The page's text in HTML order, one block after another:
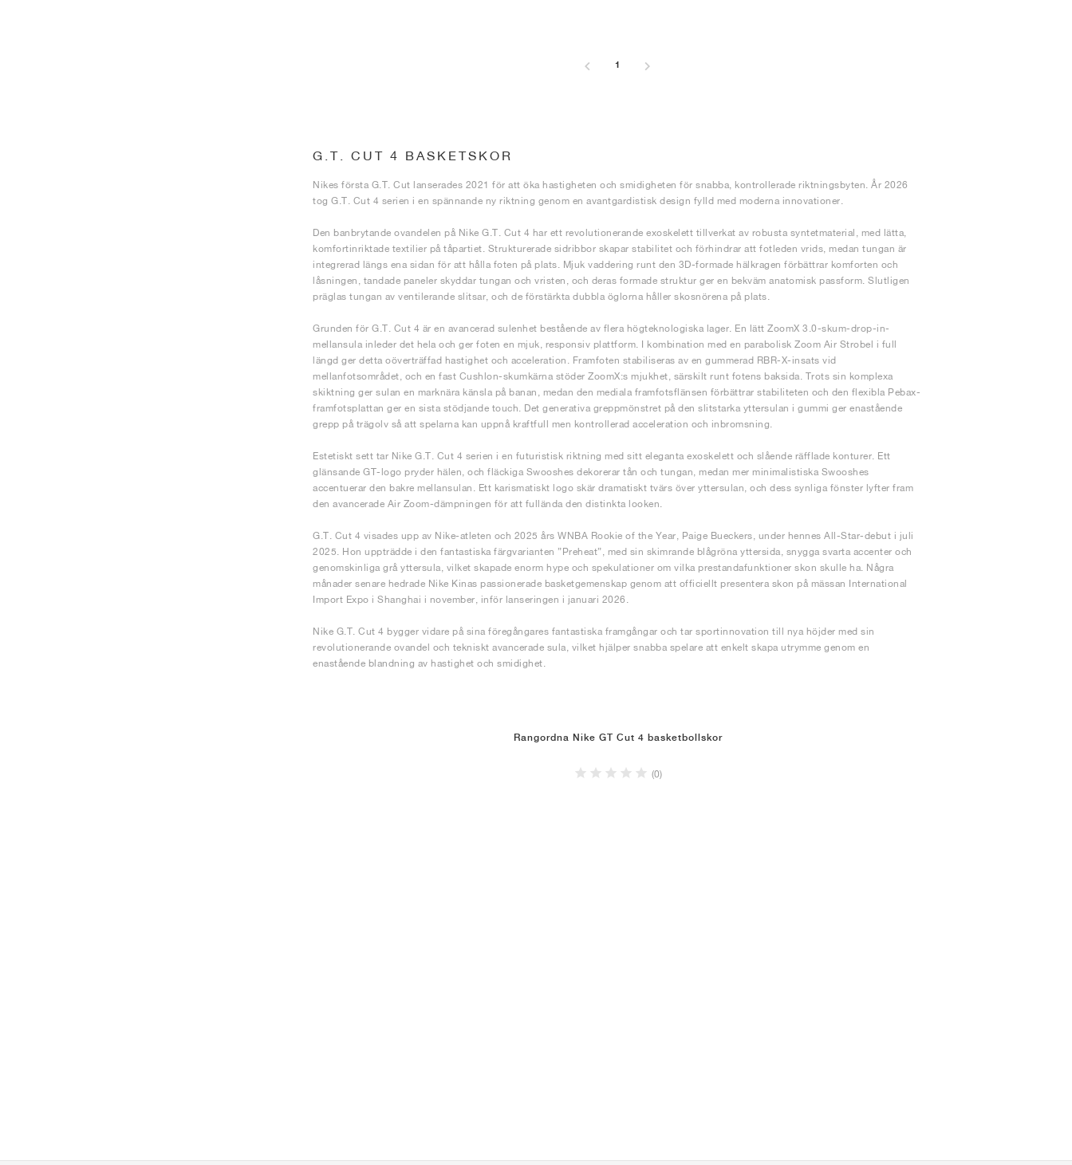
1
G.T. CUT 4 BASKETSKOR
Nikes första G.T. Cut lanserades 2021 för att öka hastigheten och smidigheten för snabba, kontrollerade riktningsbyten. År 2026
tog G.T. Cut 4 serien i en spännande ny riktning genom en avantgardistisk design fylld med moderna innovationer.
Den banbrytande ovandelen på Nike G.T. Cut 4 har ett revolutionerande exoskelett tillverkat av robusta syntetmaterial, med lätta,
komfortinriktade textilier på tåpartiet. Strukturerade sidribbor skapar stabilitet och förhindrar att fotleden vrids, medan tungan är
integrerad längs ena sidan för att hålla foten på plats. Mjuk vaddering runt den 3D-formade hälkragen förbättrar komforten och
låsningen, tandade paneler skyddar tungan och vristen, och deras formade struktur ger en bekväm anatomisk passform. Slutligen
präglas tungan av ventilerande slitsar, och de förstärkta dubbla öglorna håller skosnörena på plats.
Grunden för G.T. Cut 4 är en avancerad sulenhet bestående av flera högteknologiska lager. En lätt ZoomX 3.0-skum-drop-in-
mellansula inleder det hela och ger foten en mjuk, responsiv plattform. I kombination med en parabolisk Zoom Air Strobel i full
längd ger detta oöverträffad hastighet och acceleration. Framfoten stabiliseras av en gummerad RBR-X-insats vid
mellanfotsområdet, och en fast Cushlon-skumkärna stöder ZoomX:s mjukhet, särskilt runt fotens baksida. Trots sin komplexa
skiktning ger sulan en marknära känsla på banan, medan den mediala framfotsflänsen förbättrar stabiliteten och den flexibla Pebax-
framfotsplattan ger en sista stödjande touch. Det generativa greppmönstret på den slitstarka yttersulan i gummi ger enastående
grepp på trägolv så att spelarna kan uppnå kraftfull men kontrollerad acceleration och inbromsning.
Estetiskt sett tar Nike G.T. Cut 4 serien i en futuristisk riktning med sitt eleganta exoskelett och slående räfflade konturer. Ett
glänsande GT-logo pryder hälen, och fläckiga Swooshes dekorerar tån och tungan, medan mer minimalistiska Swooshes
accentuerar den bakre mellansulan. Ett karismatiskt logo skär dramatiskt tvärs över yttersulan, och dess synliga fönster lyfter fram
den avancerade Air Zoom-dämpningen för att fullända den distinkta looken.
G.T. Cut 4 visades upp av Nike-atleten och 2025 års WNBA Rookie of the Year, Paige Bueckers, under hennes All-Star-debut i juli
2025. Hon uppträdde i den fantastiska färgvarianten ”Preheat”, med sin skimrande blågröna yttersida, snygga svarta accenter och
genomskinliga grå yttersula, vilket skapade enorm hype och spekulationer om vilka prestandafunktioner skon skulle ha. Några
månader senare hedrade Nike Kinas passionerade basketgemenskap genom att officiellt presentera skon på mässan International
Import Expo i Shanghai i november, inför lanseringen i januari 2026.
Nike G.T. Cut 4 bygger vidare på sina föregångares fantastiska framgångar och tar sportinnovation till nya höjder med sin
revolutionerande ovandel och tekniskt avancerade sula, vilket hjälper snabba spelare att enkelt skapa utrymme genom en
enastående blandning av hastighet och smidighet.
Rangordna Nike GT Cut 4 basketbollskor
(0)